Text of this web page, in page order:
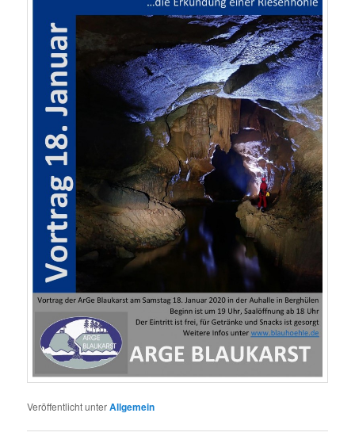
Veröffentlicht unterAllgemein